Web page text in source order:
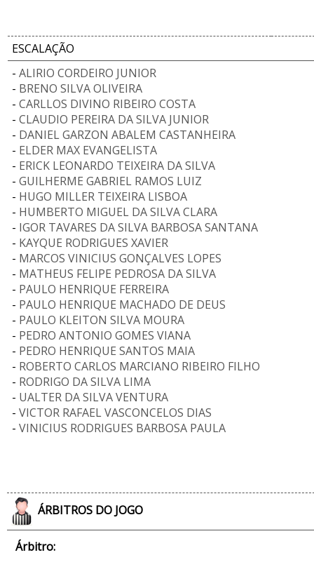
ESCALAÇÃO
- ALIRIO CORDEIRO JUNIOR
- BRENO SILVA OLIVEIRA
- CARLLOS DIVINO RIBEIRO COSTA
- CLAUDIO PEREIRA DA SILVA JUNIOR
- DANIEL GARZON ABALEM CASTANHEIRA
- ELDER MAX EVANGELISTA
- ERICK LEONARDO TEIXEIRA DA SILVA
- GUILHERME GABRIEL RAMOS LUIZ
- HUGO MILLER TEIXEIRA LISBOA
- HUMBERTO MIGUEL DA SILVA CLARA
- IGOR TAVARES DA SILVA BARBOSA SANTANA
- KAYQUE RODRIGUES XAVIER
- MARCOS VINICIUS GONÇALVES LOPES
- MATHEUS FELIPE PEDROSA DA SILVA
- PAULO HENRIQUE FERREIRA
- PAULO HENRIQUE MACHADO DE DEUS
- PAULO KLEITON SILVA MOURA
- PEDRO ANTONIO GOMES VIANA
- PEDRO HENRIQUE SANTOS MAIA
- ROBERTO CARLOS MARCIANO RIBEIRO FILHO
- RODRIGO DA SILVA LIMA
- UALTER DA SILVA VENTURA
- VICTOR RAFAEL VASCONCELOS DIAS
- VINICIUS RODRIGUES BARBOSA PAULA
ÁRBITROS DO JOGO
Árbitro: